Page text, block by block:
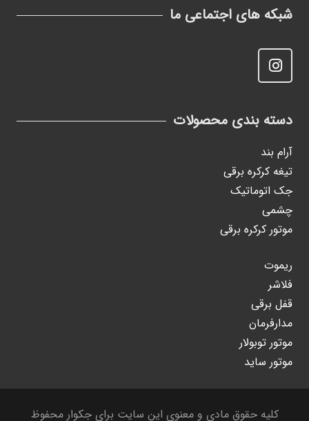
شبکه های اجتماعی ما
دسته بندی محصولات
آرام بند
تیغه کرکره برقی
جک اتوماتیک
چشمی
موتور کرکره برقی
ریموت
فلاشر
قفل برقی
مدارفرمان
موتور توبولار
موتور ساید
کلیه حقوق مادی و معنوی این سایت برای جکوار محفوظ